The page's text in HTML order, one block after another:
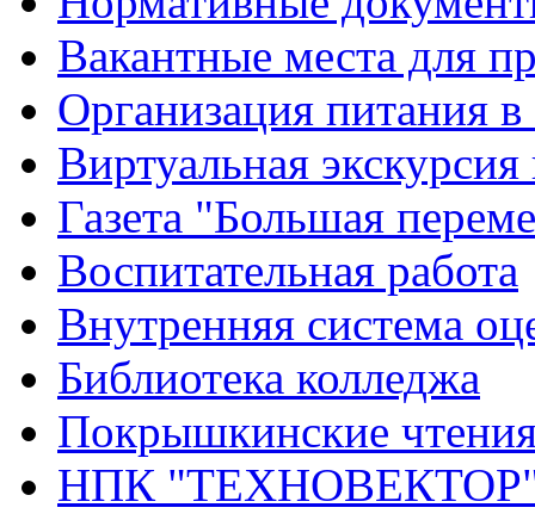
Вакантные места для
Организация питания в
Виртуальная
Газета "Большая
Воспитательная работа
Внутренняя система
Библиотека колледжа
Покрышкинские
НПК